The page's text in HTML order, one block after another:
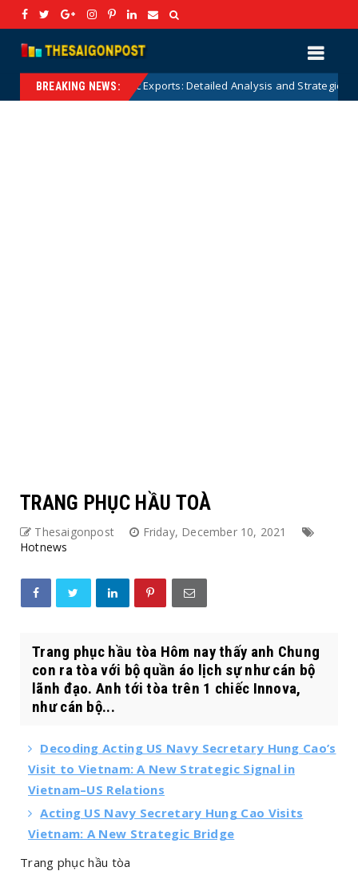
BREAKING NEWS:
and Aquatic Exports: Detailed Analysis and Strategic Solutions
TRANG PHỤC HẦU TOÀ
Thesaigonpost
Friday, December 10, 2021
Hotnews
Trang phục hầu tòa Hôm nay thấy anh Chung
con ra tòa với bộ quần áo lịch sự như cán bộ
lãnh đạo. Anh tới tòa trên 1 chiếc Innova,
như cán bộ...
Decoding Acting US Navy Secretary Hung Cao’s
Visit to Vietnam: A New Strategic Signal in
Vietnam–US Relations
Acting US Navy Secretary Hung Cao Visits
Vietnam: A New Strategic Bridge
Trang phục hầu tòa